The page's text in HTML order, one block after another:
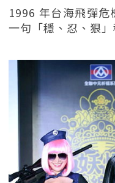
1996 年台海飛彈
一句「穩、忍、狠